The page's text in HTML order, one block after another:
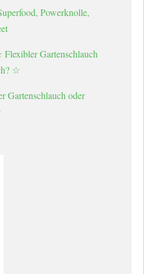
Powerknolle,
Gartenschlauch
☆
Gartenschlauch oder